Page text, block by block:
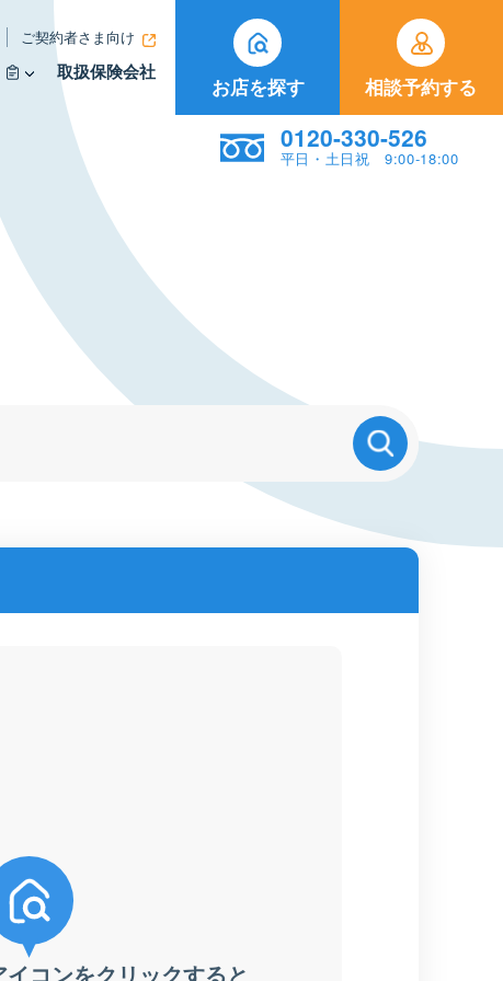
ご契約者さま向け
取扱保険会社
お店を探す 相談予約する
0120-330-526
平日・土日祝 9:00-18:00